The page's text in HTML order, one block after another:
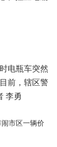
电瓶车突然
前，辖区警
李勇
市区一辆价